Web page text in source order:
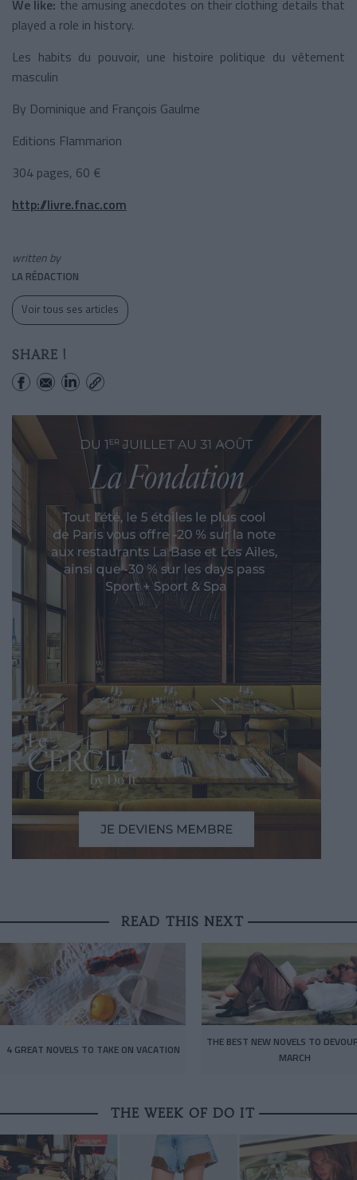
We like: the amusing anecdotes on their clothing details that
played a role in history.
Les habits du pouvoir, une histoire politique du vêtement
masculin
By Dominique and François Gaulme
Editions Flammarion
304 pages, 60 €
http://livre.fnac.com
written by
LA RÉDACTION
Voir tous ses articles
SHARE !
READ THIS NEXT
4 GREAT NOVELS TO TAKE ON VACATION
THE BEST NEW NOVELS TO
MARCH
THE WEEK OF DO IT